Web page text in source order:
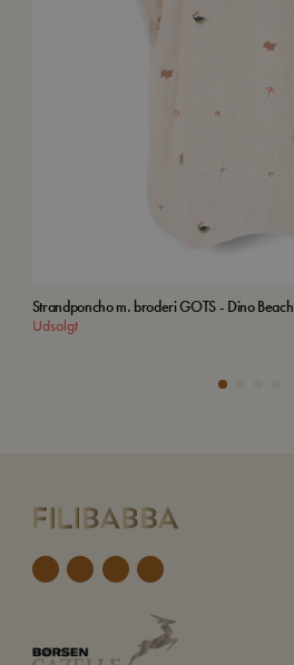
Strandponcho m. broderi GOTS - Dino Beach
Udsolgt